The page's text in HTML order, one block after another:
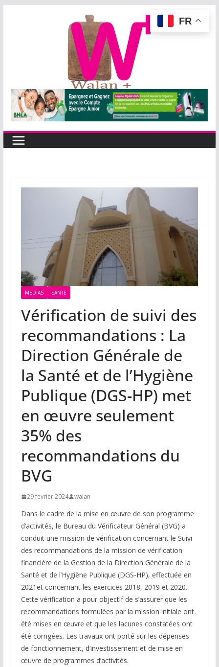
MEDIAS SANTE
Vérification de suivi des
recommandations : La
Direction Générale de
la Santé et de l’Hygiène
Publique (DGS-HP) met
en œuvre seulement
35% des
recommandations du
BVG
29 février 2024 walan
Dans le cadre de la mise en œuvre de son programme
d’activités, le Bureau du Vérificateur Général (BVG) a
conduit une mission de vérification concernant le Suivi
des recommandations de la mission de vérification
financière de la Gestion de la Direction Générale de la
Santé et de l’Hygiène Publique (DGS-HP), effectuée en
2021et concernant les exercices 2018, 2019 et 2020.
Cette vérification a pour objectif de s’assurer que les
recommandations formulées par la mission initiale ont
été mises en œuvre et que les lacunes constatées ont
été corrigées. Les travaux ont porté sur les dépenses
de fonctionnement, d’investissement et de mise en
œuvre de programmes d’activités.
FR